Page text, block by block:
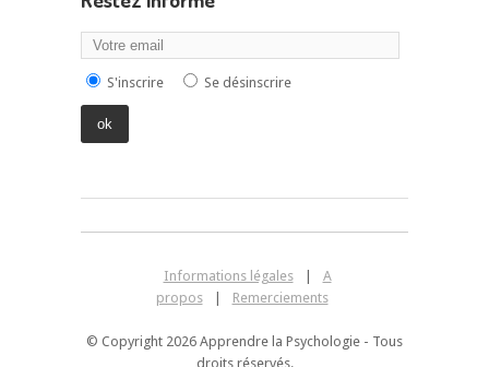
S'inscrire Se désinscrire
Informations légales
A
propos
Remerciements
© Copyright 2026 Apprendre la Psychologie - Tous
droits réservés.